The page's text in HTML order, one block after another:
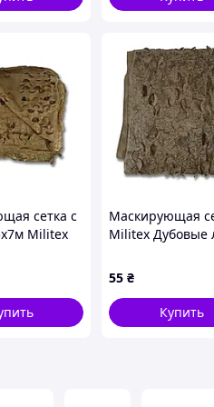
сетка с
Militex
Маскирующая
Militex Дубовые
размера (50 грн
кв.м.)
55 ₴
Купить